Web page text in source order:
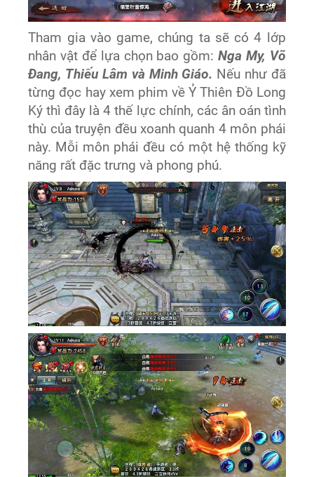
Tham gia vào game, chúng ta sẽ có 4 lớp
nhân vật để lựa chọn bao gồm:Nga My, Võ
Đang, Thiếu Lâm và Minh Giáo. Nếu như đã
từng đọc hay xem phim về Ỷ Thiên Đồ Long
Ký thì đây là 4 thế lực chính, các ân oán tình
thù của truyện đều xoanh quanh 4 môn phái
này. Mỗi môn phái đều có một hệ thống kỹ
năng rất đặc trưng và phong phú.